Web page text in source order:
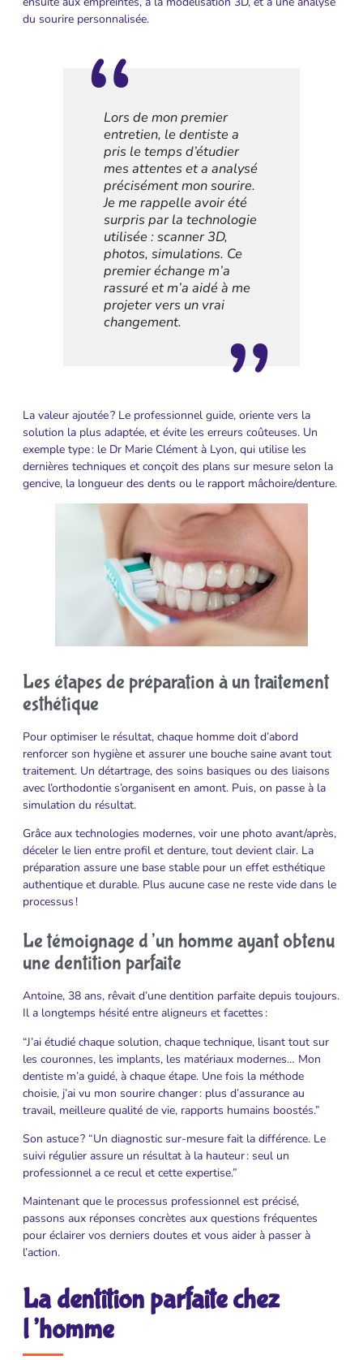
du sourire personnalisée.
Lors de mon premier
entretien, le dentiste a
pris le temps d’étudier
mes attentes et a analysé
précisément mon sourire.
Je me rappelle avoir été
surpris par la technologie
utilisée : scanner 3D,
photos, simulations. Ce
premier échange m’a
rassuré et m’a aidé à me
projeter vers un vrai
changement.
La valeur ajoutée ? Le professionnel guide, oriente vers la
solution la plus adaptée, et évite les erreurs coûteuses. Un
exemple type : le Dr Marie Clément à Lyon, qui utilise les
dernières techniques et conçoit des plans sur mesure selon la
gencive, la longueur des dents ou le rapport mâchoire/denture.
Les étapes de préparation à un traitement
esthétique
Pour optimiser le résultat, chaque homme doit d’abord
renforcer son hygiène et assurer une bouche saine avant tout
traitement. Un détartrage, des soins basiques ou des liaisons
avec l’orthodontie s’organisent en amont. Puis, on passe à la
simulation du résultat.
Grâce aux technologies modernes, voir une photo avant/après,
déceler le lien entre profil et denture, tout devient clair. La
préparation assure une base stable pour un effet esthétique
authentique et durable. Plus aucune case ne reste vide dans le
processus !
Le témoignage d’un homme ayant obtenu
une dentition parfaite
Antoine, 38 ans, rêvait d’une dentition parfaite depuis toujours.
Il a longtemps hésité entre aligneurs et facettes :
“J’ai étudié chaque solution, chaque technique, lisant tout sur
les couronnes, les implants, les matériaux modernes… Mon
dentiste m’a guidé, à chaque étape. Une fois la méthode
choisie, j’ai vu mon sourire changer : plus d’assurance au
travail, meilleure qualité de vie, rapports humains boostés.”
Son astuce ? “Un diagnostic sur-mesure fait la différence. Le
suivi régulier assure un résultat à la hauteur : seul un
professionnel a ce recul et cette expertise.”
Maintenant que le processus professionnel est précisé,
passons aux réponses concrètes aux questions fréquentes
pour éclairer vos derniers doutes et vous aider à passer à
l’action.
La dentition parfaite chez
l’homme